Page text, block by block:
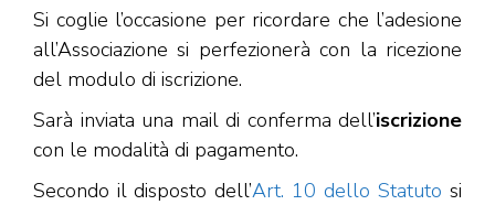
Si coglie l’occasione per ricordare che l’adesione
all’Associazione si perfezionerà con la ricezione
del modulo di iscrizione.
Sarà inviata una mail di conferma dell’iscrizione
con le modalità di pagamento.
Secondo il disposto dell’Art. 10 dello Statuto si